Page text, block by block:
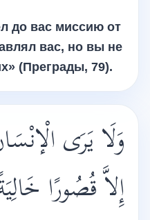
до вас миссию от
вас, но вы не
(Преграды, 79).
وَلَا يَرَى
إِلاَّ قُصُورًا